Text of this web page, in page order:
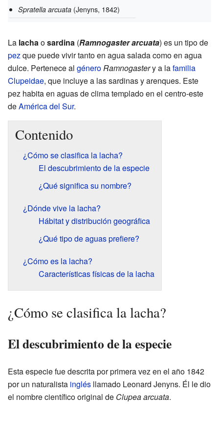
Spratella arcuata (Jenyns, 1842)
La lachaosardina (Ramnogaster arcuata) es un tipo de
pezque puede vivir tanto en agua salada como en agua
dulce. Pertenece al géneroRamnogastery a lafamilia
Clupeidae, que incluye a las sardinas y arenques. Este
pez habita en aguas de clima templado en el centro-este
deAmérica del Sur.
Contenido
¿Cómo se clasifica la lacha?
El descubrimiento de la especie
¿Qué significa su nombre?
¿Dónde vive la lacha?
Hábitat y distribución geográfica
¿Qué tipo de aguas prefiere?
¿Cómo es la lacha?
Características físicas de la lacha
¿Cómo se clasifica la lacha?
El descubrimiento de la especie
Esta especie fue descrita por primera vez en el año 1842
por un naturalista inglés llamado Leonard Jenyns. Él le dio
el nombre científico original de Clupea arcuata.